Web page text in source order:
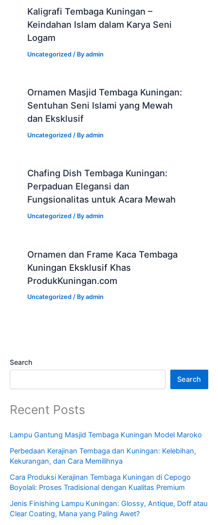
Kaligrafi Tembaga Kuningan –
Keindahan Islam dalam Karya Seni
Logam
Uncategorized / Byadmin
Ornamen Masjid Tembaga Kuningan:
Sentuhan Seni Islami yang Mewah
dan Eksklusif
Uncategorized / Byadmin
Chafing Dish Tembaga Kuningan:
Perpaduan Elegansi dan
Fungsionalitas untuk Acara Mewah
Uncategorized / Byadmin
Ornamen dan Frame Kaca Tembaga
Kuningan Eksklusif Khas
ProdukKuningan.com
Uncategorized / Byadmin
Search
Search
Recent Posts
Lampu Gantung Masjid Tembaga Kuningan Model Maroko
Perbedaan Kerajinan Tembaga dan Kuningan: Kelebihan,
Kekurangan, dan Cara Memilihnya
Cara Produksi Kerajinan Tembaga Kuningan di Cepogo
Boyolali: Proses Tradisional dengan Kualitas Premium
Jenis Finishing Lampu Kuningan: Glossy, Antique, Doff atau
Clear Coating, Mana yang Paling Awet?